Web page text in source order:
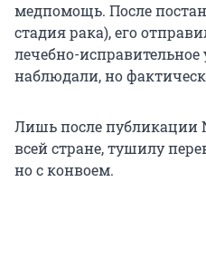
медпомощь. После
стадия рака), его
лечебно-исправительное
наблюдали, но
Лишь после публикации
всей стране, тушилу
но с конвоем.